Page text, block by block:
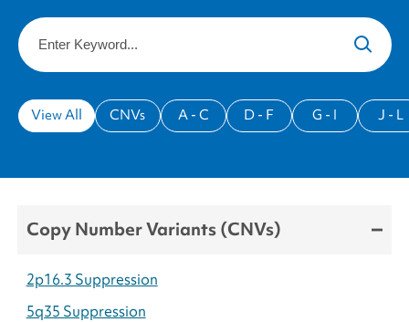
Keyword
View All CNVs A - C D - F G - I J - L
Copy Number Variants (CNVs)
2p16.3 Suppression
5q35 Suppression